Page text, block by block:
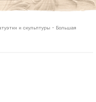
и скульптуры - Большая